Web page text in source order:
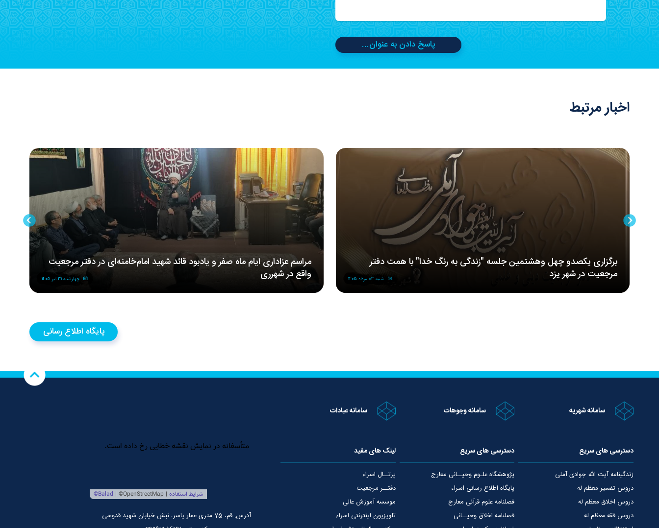
پاسخ دادن به عنوان...
اخبار مرتبط
برگزاری یکصدو چهل وهشتمین جلسه "زندگی به رنگ خدا" با همت دفتر
مرجعیت در شهر یزد
شنبه 03 مرداد 1405
مراسم‌ عزاداری‌ ایام ماه صفر و یادبود قائد شهید امام‌خامنه‌ای در دفتر مرجعیت
واقع در شهرری
چهارشنبه 31 تیر 1405
پایگاه اطلاع رسانی
سامانه شهریه سامانه وجوهات سامانه عبادات
دسترسی های سریع
زندگینامه آیت الله جوادی آملی
دروس تفسیر معظم له
دروس اخلاق معظم له
دروس فقه معظم له
دسترسی های سریع
پژوهشگاه علـوم وحیــانی معارج
پایگاه اطلاع رسانی اسراء
فصلنامه علوم قرآنی معارج
فصلنامه اخلاق وحیــانی
لینک های مفید
پرتــال اسراء
دفتــر مرجعیت
موسسه آموزش عالی
تلویزیون اینترنتی اسراء
آدرس: قم، 75 متری عمار یاسر، نبش خیابان شهید قدوسی